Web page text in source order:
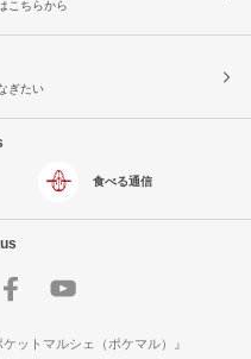
こちらから
ぎたい
食べる通信
ットマルシェ（ポケマル）』